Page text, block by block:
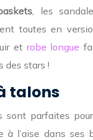
, les
toutes en
et robe longue
des stars !
talons
sont parfaites
à l’aise dans ses